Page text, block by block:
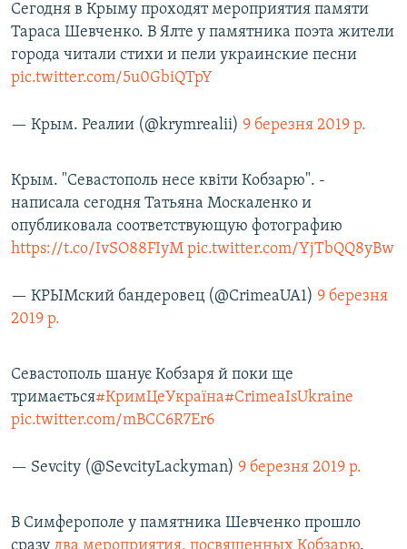
Сегодня в Крыму проходят мероприятия памяти
Тараса Шевченко. В Ялте у памятника поэта жители
города читали стихи и пели украинские песни
pic.twitter.com/5u0GbiQTpY
— Крым. Реалии (@krymrealii) 9 березня 2019 р.
Крым. "Севастополь несе квіти Кобзарю". -
написала сегодня Татьяна Москаленко и
опубликовала соответствующую фотографию
https://t.co/IvSO88FIyM pic.twitter.com/YjTbQQ8yBw
— КРЫМский бандеровец (@CrimeaUA1) 9 березня
2019 р.
Севастополь шанує Кобзаря й поки ще
тримається#КримЦеУкраїна#CrimeaIsUkraine
pic.twitter.com/mBCC6R7Er6
— Sevcity (@SevcityLackyman) 9 березня 2019 р.
В Симферополе у памятника Шевченко прошло